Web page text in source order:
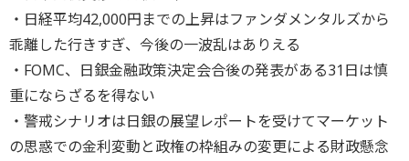
・日経平均42,000円までの上昇はファンダメンタルズから
乖離した行きすぎ、今後の一波乱はありえる
・FOMC、日銀金融政策決定会合後の発表がある31日は慎
重にならざるを得ない
・警戒シナリオは日銀の展望レポートを受けてマーケット
の思惑での金利変動と政権の枠組みの変更による財政懸念